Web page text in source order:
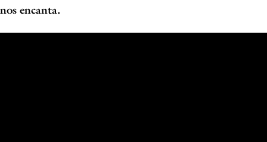
nos encanta.